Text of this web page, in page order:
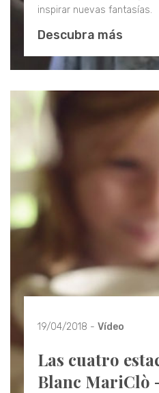
inspirar nuevas fantasías.
Descubra más
19/04/2018 - Vídeo
Las cuatro
Blanc MariClò